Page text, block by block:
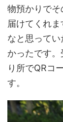
物預かりで
届けてくれ
なと思って
かったです
り所でQRコ
す。